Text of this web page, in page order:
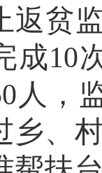
返贫
成10
人，
乡、